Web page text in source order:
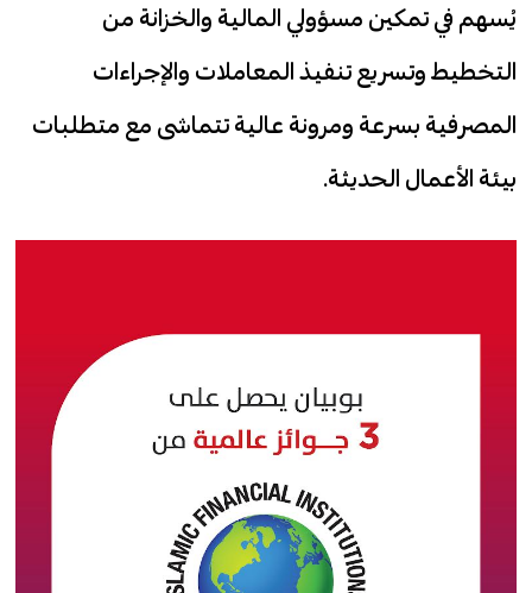
يُسهم في تمكين مسؤولي المالية والخزانة من
التخطيط وتسريع تنفيذ المعاملات والإجراءات
المصرفية بسرعة ومرونة عالية تتماشى مع متطلبات
بيئة الأعمال الحديثة.